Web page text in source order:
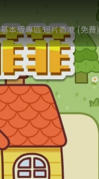
基本版專區短片香港 (免費)